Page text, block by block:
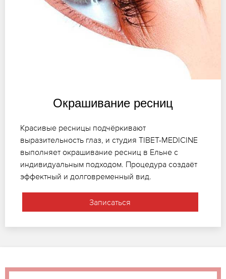
Окрашивание ресниц
Красивые ресницы подчёркивают
выразительность глаз, и студия TIBET-MEDICINE
выполняет окрашивание ресниц в Ельне с
индивидуальным подходом. Процедура создаёт
эффектный и долговременный вид.
Записаться